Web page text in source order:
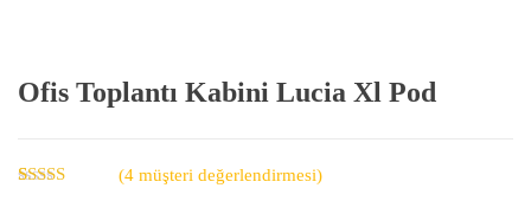
Ofis Toplantı Kabini Lucia Xl Pod
(4 müşteri değerlendirmesi)